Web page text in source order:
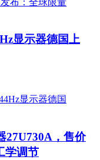
显示器德国上
27U730A，售价
学调节